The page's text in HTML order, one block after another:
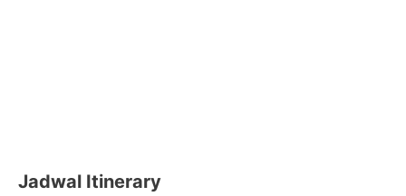
Jadwal Itinerary